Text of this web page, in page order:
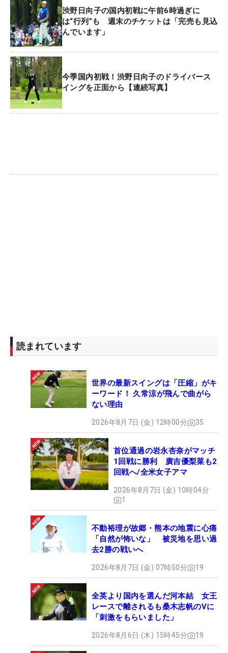
女子プロゴルフ選手権」（6月23日〜、米国）、
「アムンディ エビアン選手権」（7月21日〜、フラ
ンス）、「AIG女子オープン
トランド）と夏場にかけて米欧でメジャー大会が続
いていく。2019年の全英制覇で渋野は、海外5大大
会の出場権を有しているため、ここは専念とみられ
る。
渋野日向子の国内初戦に午前6時過ぎに
は“行列”も 週末のチケットは「完売も見込
んでいます」
今季国内初戦！渋野日向子のドライバース
イングを正面から【連続写真】
読まれています
世界の最新スイングは「圧縮」がキ
ーワード！ 久常涼が飛んで曲がら
ない理由
2026年8月7日 (金) 12時00分 35
首位通過の岩永杏奈がマッチ
1回戦に勝利 廣吉優梨菜も2
回戦へ/全米女子アマ
2026年8月7日 (金) 10時04分
1
不動裕理が故郷・熊本の地震に心痛
「自然が怖いな」 被災地を思い過
去2勝の戦いへ
2026年8月7日 (金) 07時50分 19
全英より国内を選んだ河本結 女王
レースで離されるも桑木志帆のVに
「刺激をもらいました」
2026年8月6日 (木) 15時45分 19